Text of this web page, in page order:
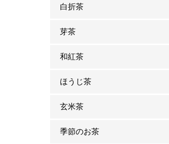
白折茶
芽茶
和紅茶
ほうじ茶
玄米茶
季節のお茶